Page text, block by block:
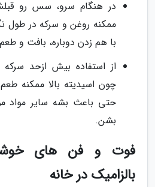
در هنگام سرو، سس رو
ممکنه روغن و سرکه در طول
با هم زدن دوباره، بافت و طعم
از استفاده بیش ازحد سرکه
چون اسیدیته بالا ممکنه
حتی باعث بشه سایر مواد
بشن.
فوت و فن های
بالزامیک در خانه